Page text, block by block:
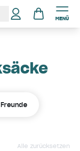
MENÜ
Alle zurücksetzen